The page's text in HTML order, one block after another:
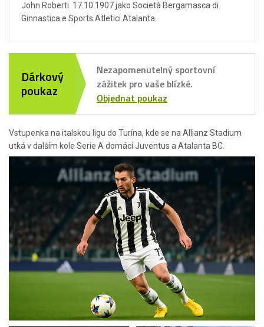
Vstupenka na italskou ligu do Turína, kde se na Allianz Stadium
utká v dalším kole Serie A domácí Juventus a Atalanta BC.
John Roberti. 17.10.1907 jako Società Bergamasca di
Ginnastica e Sports Atletici Atalanta.
Dárkový
poukaz
Nezapomenutelný sportovní
zážitek pro vaše blízké.
Objednat poukaz